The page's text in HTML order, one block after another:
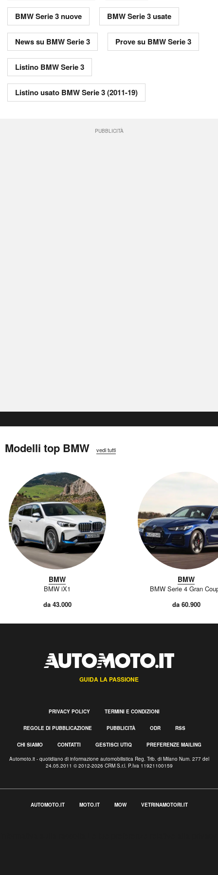
BMW Serie 3 nuove BMW Serie 3 usate
News su BMW Serie 3 Prove su BMW Serie 3
Listino BMW Serie 3
Listino usato BMW Serie 3 (2011-19)
PUBBLICITÀ
Modelli top BMW vedi tutti
BMW
BMW iX1
da 43.000
BMW
BMW Serie 4 Gran
da 60.900
GUIDA LA PASSIONE
PRIVACY POLICY TERMINI E CONDIZIONI
REGOLE DI PUBBLICAZIONE PUBBLICITÀ ODR RSS
CHI SIAMO CONTATTI GESTISCI UTIQ PREFERENZE MAILING
Automoto.it - quotidiano di informazione automobilistica Reg. Trib. di Milano Num. 277 del
24.05.2011 © 2012-2026 CRM S.r.l. P.Iva 11921100159
AUTOMOTO.IT MOTO.IT MOW VETRINAMOTORI.IT